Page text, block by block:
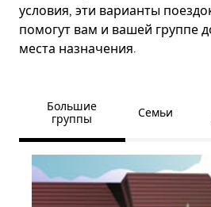
условия, эти варианты
помогут вам и вашей группе
места назначения.
Большие
группы
Семьи